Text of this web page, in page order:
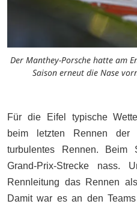
Der Manthey-Porsche hatte am
Saison erneut die Nase
Für die Eifel typische
beim letzten Rennen
turbulentes Rennen. Beim
Grand-Prix-Strecke nass.
Rennleitung das Rennen
Damit war es an den